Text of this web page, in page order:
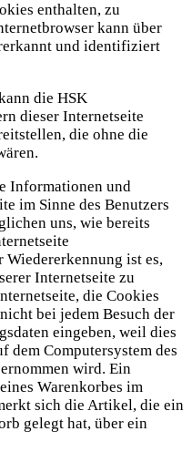
enthalten, zu
kann über
und identifiziert
die HSK
dieser Internetseite
die ohne die
Informationen und
im Sinne des Benutzers
uns, wie bereits
Wiedererkennung ist es,
Internetseite zu
die Cookies
bei jedem Besuch der
eingeben, weil dies
dem Computersystem des
wird. Ein
Warenkorbes im
sich die Artikel, die ein
gelegt hat, über ein